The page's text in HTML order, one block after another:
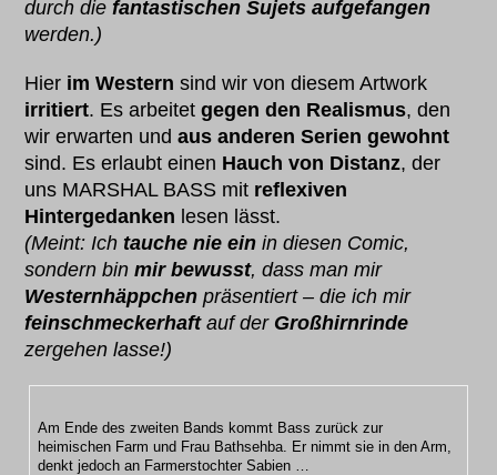
durch diefantastischen Sujets aufgefangen
werden.)
Hier im Western sind wir von diesem Artwork
irritiert. Es arbeitetgegen den Realismus, den
wir erwarten undaus anderen Serien gewohnt
sind. Es erlaubt einen Hauch von Distanz, der
uns MARSHAL BASS mit reflexiven
Hintergedanken lesen lässt.
(Meint: Ichtauche nie ein in diesen Comic,
sondern binmir bewusst, dass man mir
Westernhäppchen präsentiert – die ich mir
feinschmeckerhaftauf der Großhirnrinde
zergehen lasse!)
Am Ende des zweiten Bands kommt Bass zurück zur
heimischen Farm und Frau Bathsehba. Er nimmt sie in den Arm,
denkt jedoch an Farmerstochter Sabien …